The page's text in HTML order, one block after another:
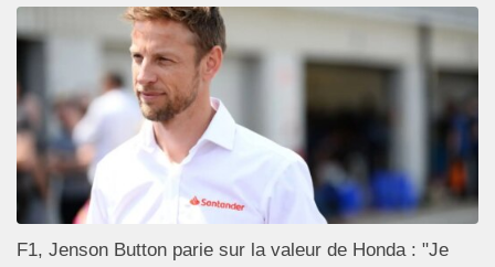
F1, Jenson Button parie sur la valeur de Honda : "Je